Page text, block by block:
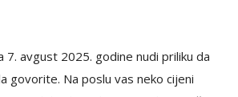
7. avgust 2025. godine nudi priliku da
govorite. Na poslu vas neko cijeni